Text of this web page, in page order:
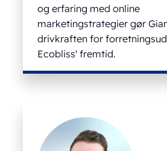
og erfaring med online
marketingstrategier gør
drivkraften for
Ecobliss' fremtid.